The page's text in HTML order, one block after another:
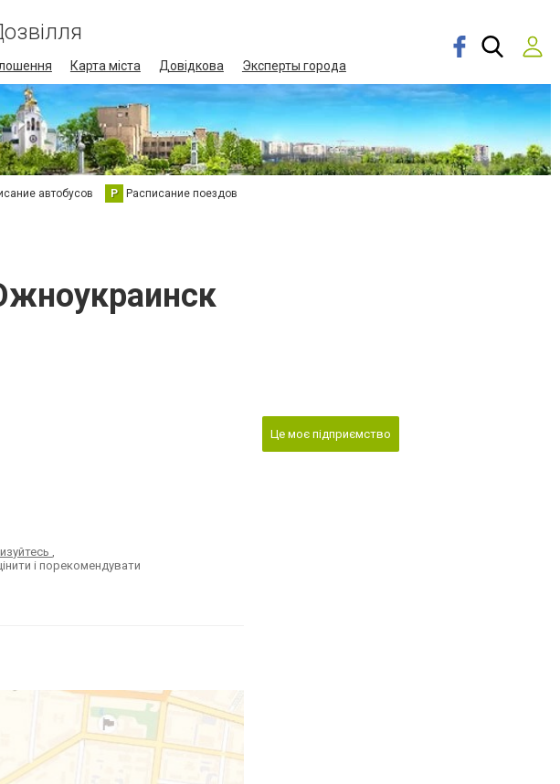
Карта міста Довідкова Эксперты города
автобусов Р Расписание поездов
,
і порекомендувати
Це моє підприємство